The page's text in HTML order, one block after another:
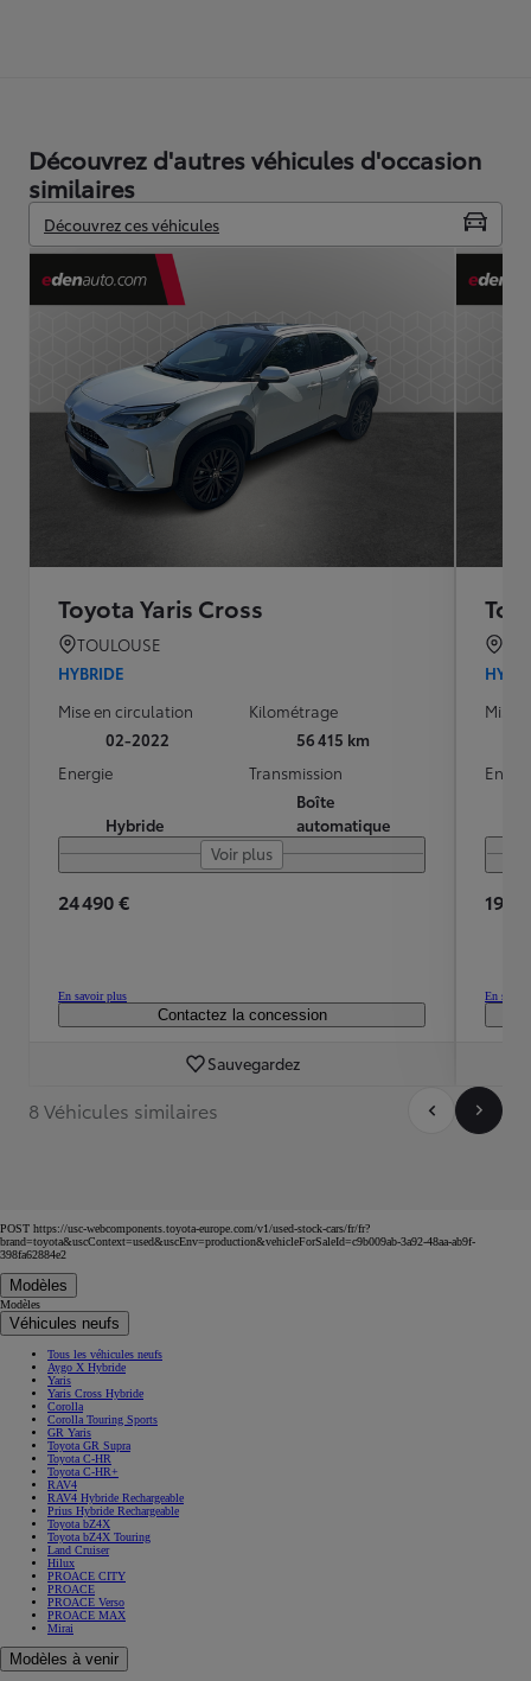
Découvrez d'autres véhicules d'occasion
similaires
Découvrez ces véhicules
Toyota Yaris Cross
TOULOUSE
HYBRIDE
Mise en circulation
02-2022
Kilométrage
56 415 km
Energie
Hybride
Transmission
Boîte
automatique
Voir plus
24 490 €
En savoir plus
Contactez la concession
Sauvegardez
Mise
19
En
8 Véhicules similaires
POST https://usc-webcomponents.toyota-europe.com/v1/used-stock-cars/fr/fr?
brand=toyota&uscContext=used&uscEnv=production&vehicleForSaleId=c9b009ab-3a92-48aa-ab9f-
398fa62884e2
Modèles
Modèles
Véhicules neufs
Tous les véhicules neufs
Aygo X Hybride
Yaris
Yaris Cross Hybride
Corolla
Corolla Touring Sports
GR Yaris
Toyota GR Supra
Toyota C-HR
Toyota C-HR+
RAV4
RAV4 Hybride Rechargeable
Prius Hybride Rechargeable
Toyota bZ4X
Toyota bZ4X Touring
Land Cruiser
Hilux
PROACE CITY
PROACE
PROACE Verso
PROACE MAX
Mirai
Modèles à venir